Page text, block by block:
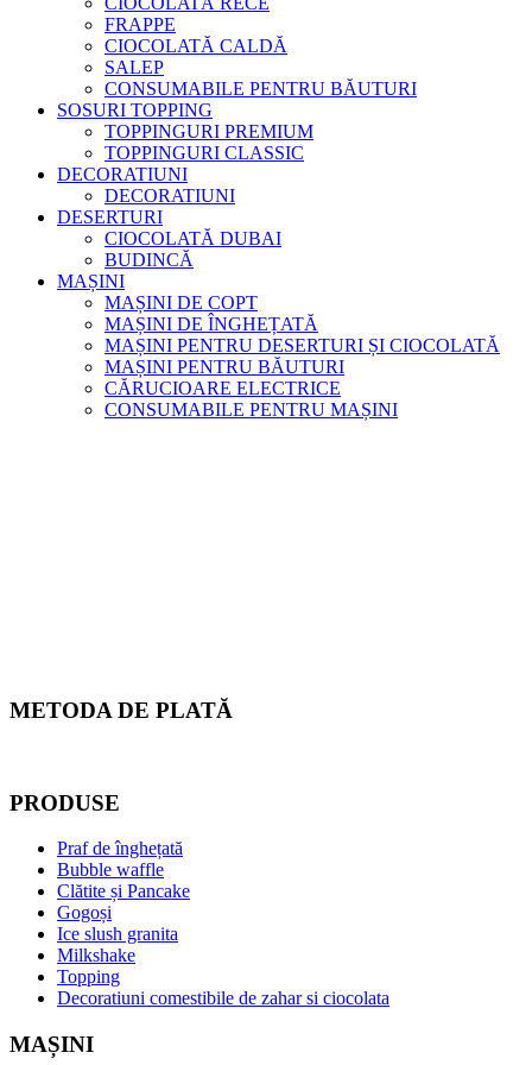
FRAPPE
CIOCOLATĂ CALDĂ
SALEP
CONSUMABILE PENTRU BĂUTURI
SOSURI TOPPING
TOPPINGURI PREMIUM
TOPPINGURI CLASSIC
DECORATIUNI
DECORATIUNI
DESERTURI
CIOCOLATĂ DUBAI
BUDINCĂ
MAȘINI
MAȘINI DE COPT
MAȘINI DE ÎNGHEȚATĂ
MAȘINI PENTRU DESERTURI ȘI CIOCOLATĂ
MAȘINI PENTRU BĂUTURI
CĂRUCIOARE ELECTRICE
CONSUMABILE PENTRU MAȘINI
METODA DE PLATĂ
PRODUSE
Praf de înghețată
Bubble waffle
Clătite și Pancake
Gogoși
Ice slush granita
Milkshake
Topping
Decoratiuni comestibile de zahar si ciocolata
MAȘINI